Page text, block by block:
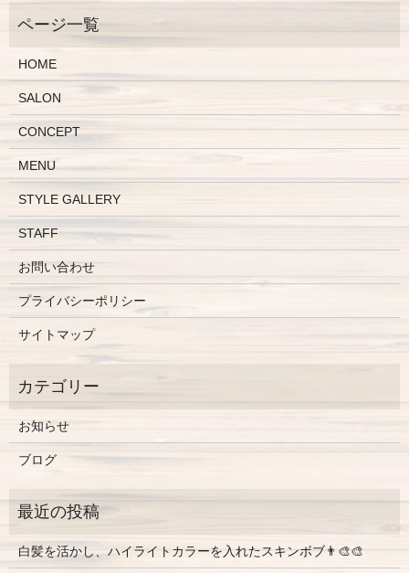
HOME
SALON
CONCEPT
MENU
STYLE GALLERY
STAFF
お問い合わせ
プライバシーポリシー
サイトマップ
お知らせ
ブログ
白髪を活かし、ハイライトカラーを入れたスキンボブ👨‍🎨🎨